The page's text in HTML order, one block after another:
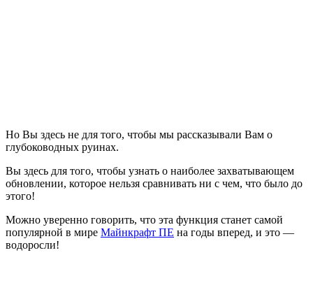
Но Вы здесь не для того, чтобы мы рассказывали Вам о
глубоководных руинах.
Вы здесь для того, чтобы узнать о наиболее захватывающем
обновлении, которое нельзя сравнивать ни с чем, что было до
этого!
Можно уверенно говорить, что эта функция станет самой
популярной в мире Майнкрафт ПЕ на годы вперед, и это —
водоросли!